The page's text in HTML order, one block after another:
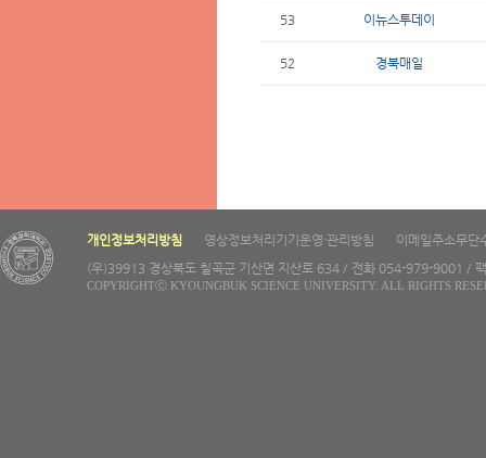
53 이뉴스투데이
52 경북매일
개인정보처리방침 영상정보처리기기운영·관리방침
이메일주소무단
(우)39913 경상북도 칠곡군 기산면 지산로 634 / 전화 054-979-9001 /
COPYRIGHTⓒ KYOUNGBUK SCIENCE UNIVERSITY. ALL RIGHTS